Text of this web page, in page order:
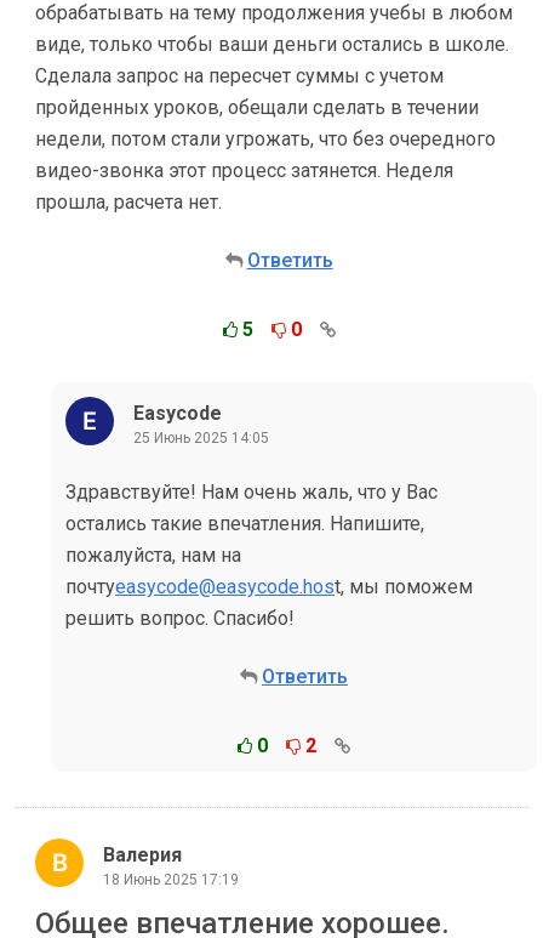
обрабатывать на тему продолжения учебы в любом
виде, только чтобы ваши деньги остались в школе.
Сделала запрос на пересчет суммы с учетом
пройденных уроков, обещали сделать в течении
недели, потом стали угрожать, что без очередного
видео-звонка этот процесс затянется. Неделя
прошла, расчета нет.
Ответить
5 0
Easycode
25 Июнь 2025 14:05
Здравствуйте! Нам очень жаль, что у Вас
остались такие впечатления. Напишите,
пожалуйста, нам на
почтуeasycode@easycode.host, мы поможем
решить вопрос. Спасибо!
Ответить
0 2
Валерия
18 Июнь 2025 17:19
Общее впечатление хорошее.